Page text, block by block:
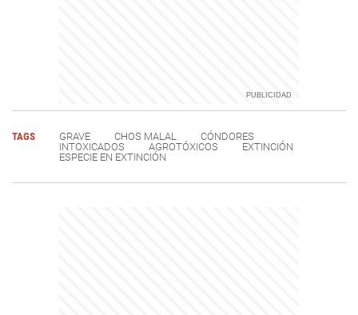
TAGS GRAVE CHOS MALAL
CÓNDORES
INTOXICADOS
AGROTÓXICOS
EXTINCIÓN
ESPECIE EN EXTINCIÓN